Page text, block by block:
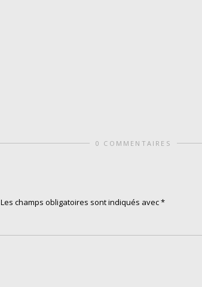
0 COMMENTAIRES
Les champs obligatoires sont indiqués avec*